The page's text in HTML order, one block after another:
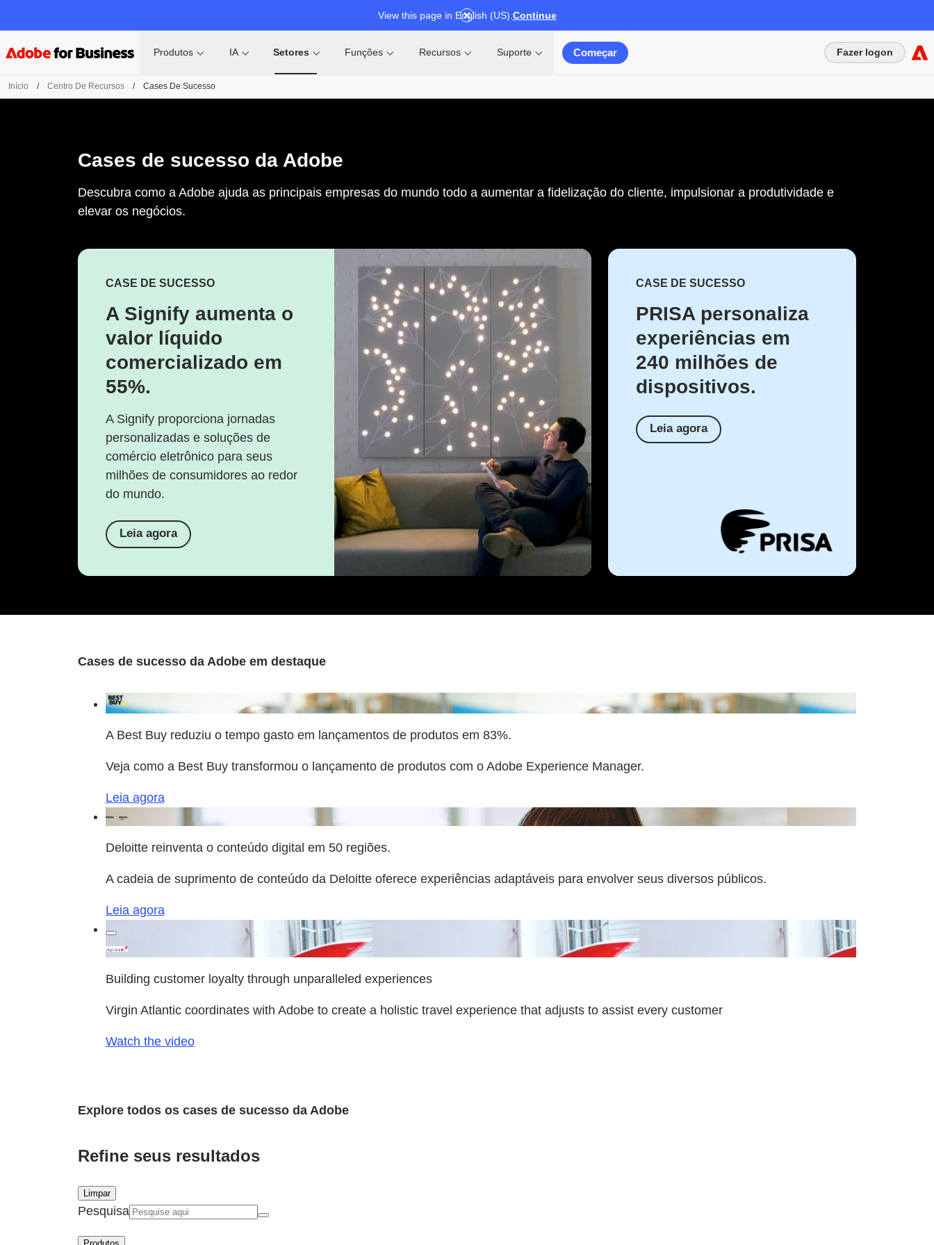
View this page in English (US). Continue
Produtos IA Setores Funções Recursos Suporte Começar Fazer logon
Início / Centro De Recursos / Cases De Sucesso
Cases de sucesso da Adobe
Descubra como a Adobe ajuda as principais empresas do mundo todo a aumentar a fidelização do cliente, impulsionar a produtividade e
elevar os negócios.
CASE DE SUCESSO
A Signify aumenta o
valor líquido
comercializado em
55%.
A Signify proporciona jornadas
personalizadas e soluções de
comércio eletrônico para seus
milhões de consumidores ao redor
do mundo.
Leia agora
CASE DE SUCESSO
PRISA personaliza
experiências em
240 milhões de
dispositivos.
Leia agora
Cases de sucesso da Adobe em destaque
A Best Buy reduziu o tempo gasto em lançamentos de produtos em 83%.
Veja como a Best Buy transformou o lançamento de produtos com o Adobe Experience Manager.
Leia agora
Deloitte reinventa o conteúdo digital em 50 regiões.
A cadeia de suprimento de conteúdo da Deloitte oferece experiências adaptáveis para envolver seus diversos públicos.
Leia agora
Building customer loyalty through unparalleled experiences
Virgin Atlantic coordinates with Adobe to create a holistic travel experience that adjusts to assist every customer
Watch the video
Explore todos os cases de sucesso da Adobe
Refine seus resultados
Limpar
Pesquisa